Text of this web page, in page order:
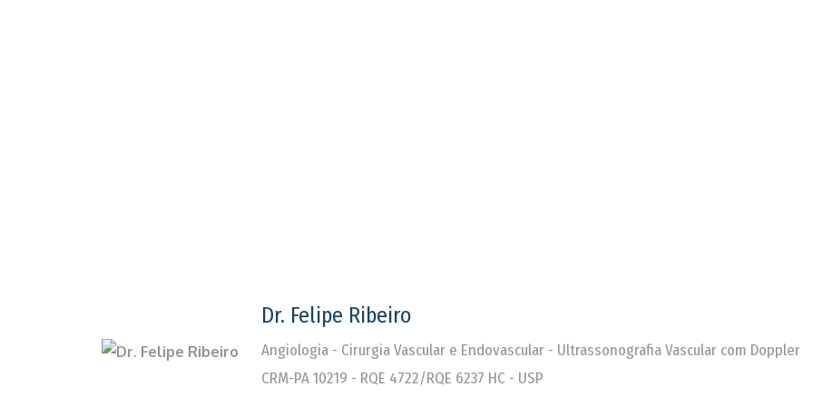
Dr. Felipe Ribeiro
Angiologia - Cirurgia Vascular e Endovascular - Ultrassonografia Vascular com Doppler
CRM-PA 10219 - RQE 4722/RQE 6237 HC - USP